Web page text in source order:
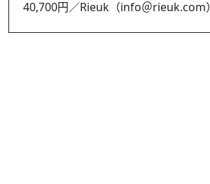
40,700円／Rieuk（info＠rieuk.com）